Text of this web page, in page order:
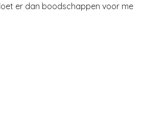
er dan boodschappen voor me